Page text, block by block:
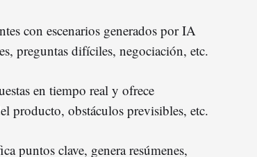
con escenarios generados por IA
preguntas difíciles, negociación, etc.
en tiempo real y ofrece
producto, obstáculos previsibles, etc.
puntos clave, genera resúmenes,